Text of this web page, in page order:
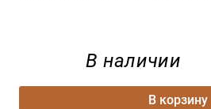
В наличии
В корзину